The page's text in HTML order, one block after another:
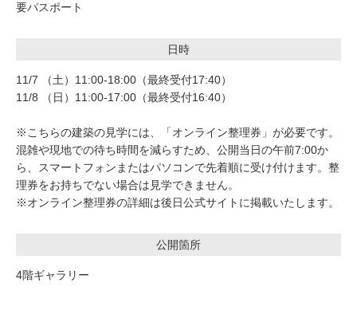
要パスポート
日時
11/7 （土）11:00-18:00（最終受付17:40）
11/8 （日）11:00-17:00（最終受付16:40）
※こちらの建築の見学には、「オンライン整理券」が必要です。
混雑や現地での待ち時間を減らすため、公開当日の午前7:00か
ら、スマートフォンまたはパソコンで先着順に受け付けます。整
理券をお持ちでない場合は見学できません。
※オンライン整理券の詳細は後日公式サイトに掲載いたします。
公開箇所
4階ギャラリー